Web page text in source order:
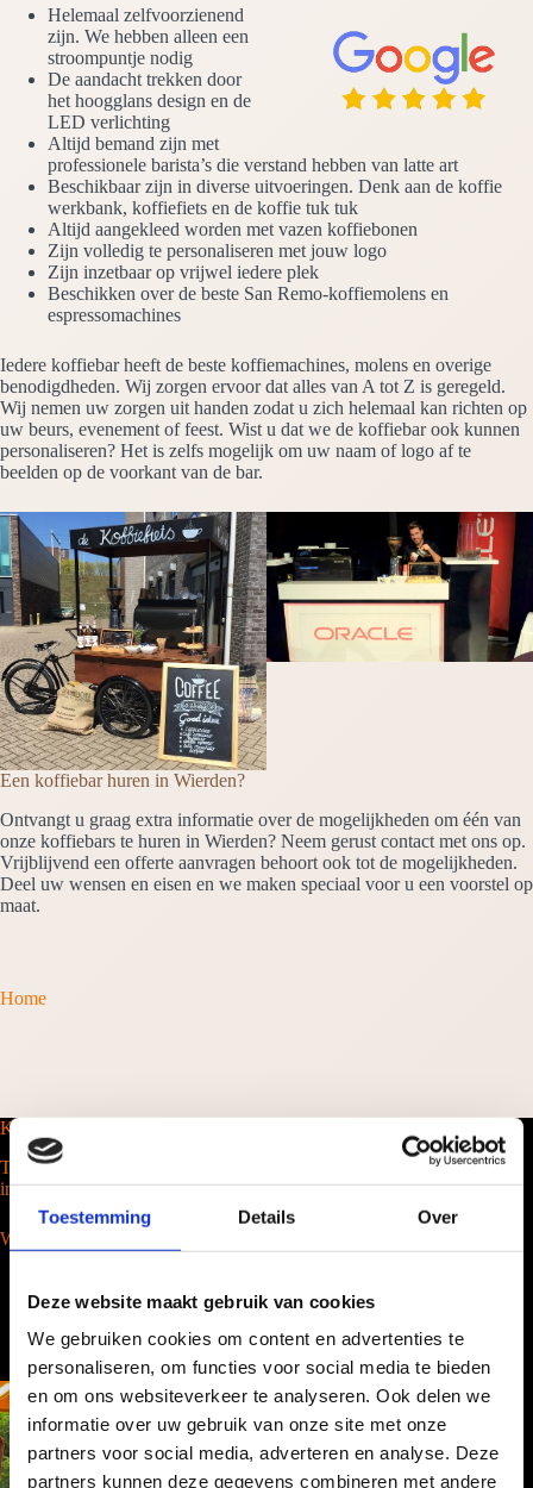
Toestemming Details Over
Deze website maakt gebruik van cookies
We gebruiken cookies om content en advertenties te
personaliseren, om functies voor social media te bieden
en om ons websiteverkeer te analyseren. Ook delen we
informatie over uw gebruik van onze site met onze
partners voor social media, adverteren en analyse. Deze
partners kunnen deze gegevens combineren met andere
Helemaal zelfvoorzienend
zijn. We hebben alleen een
stroompuntje nodig
De aandacht trekken door
het hoogglans design en de
LED verlichting
Altijd bemand zijn met
professionele barista’s die verstand hebben van latte art
Beschikbaar zijn in diverse uitvoeringen. Denk aan de koffie
werkbank, koffiefiets en de koffie tuk tuk
Altijd aangekleed worden met vazen koffiebonen
Zijn volledig te personaliseren met jouw logo
Zijn inzetbaar op vrijwel iedere plek
Beschikken over de beste San Remo-koffiemolens en
espressomachines
Iedere koffiebar heeft de beste koffiemachines, molens en overige
benodigdheden. Wij zorgen ervoor dat alles van A tot Z is geregeld.
Wij nemen uw zorgen uit handen zodat u zich helemaal kan richten op
uw beurs, evenement of feest. Wist u dat we de koffiebar ook kunnen
personaliseren? Het is zelfs mogelijk om uw naam of logo af te
beelden op de voorkant van de bar.
Een koffiebar huren in Wierden?
Ontvangt u graag extra informatie over de mogelijkheden om één van
onze koffiebars te huren in Wierden? Neem gerust contact met ons op.
Vrijblijvend een offerte aanvragen behoort ook tot de mogelijkheden.
Deel uw wensen en eisen en we maken speciaal voor u een voorstel op
maat.
Home
Koffiebarhuren
Tel. 088-2035100
info@barcompany.nl
Wij werken landelijk